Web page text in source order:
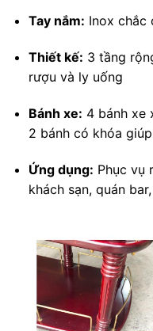
Tay nắm: Inox chắc
Thiết kế: 3 tầng
rượu và ly uống
Bánh xe: 4 bánh xe
2 bánh có khóa
Ứng dụng: Phục vụ
khách sạn, quán